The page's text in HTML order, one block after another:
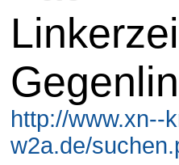
http://www.xn--
w2a.de/